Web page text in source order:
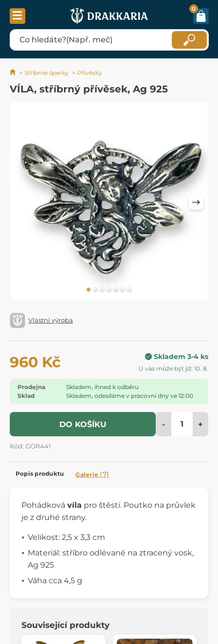
0
Stříbrné šperky Přívěsky
VÍLA, stříbrný přívěsek, Ag 925
Vlastní výroba
960 Kč Skladem 3-4 ks
U vás může být již: 10. 8.
Prodejna
Skladem, ihned k odběru
Sklad
Skladem, odesíláme v pracovní dny ve 12:00
DO KOŠÍKU - +
Kód: GOR441
Popis produktu Galerie (7)
Pohádková víla pro štěstí. Poutko na průvlek
je z druhé strany.
Velikost: 2,5 x 3,3 cm
Materiál: stříbro odlévané na ztracený vosk,
Ag 925
Váha cca 4,5 g
Související produkty